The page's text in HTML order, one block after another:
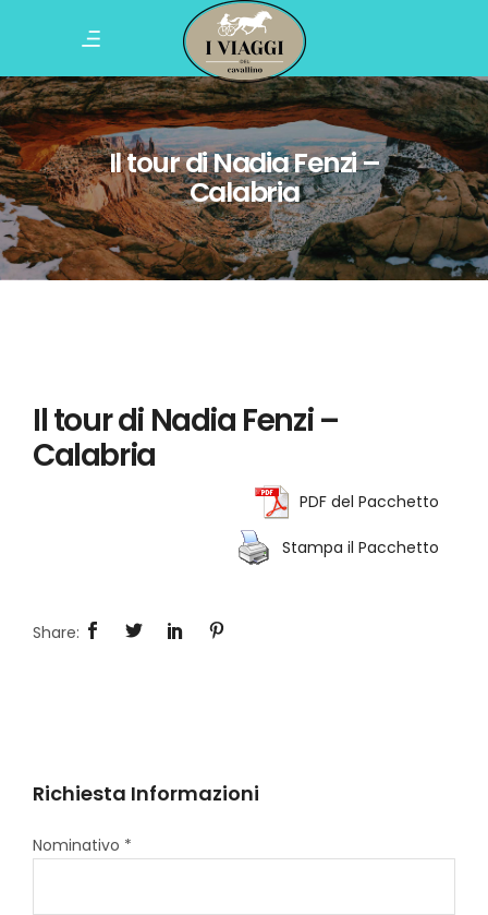
Il tour di Nadia Fenzi –
Calabria
Il tour di Nadia Fenzi –
Calabria
PDF del Pacchetto
Stampa il Pacchetto
Richiesta Informazioni
Nominativo *